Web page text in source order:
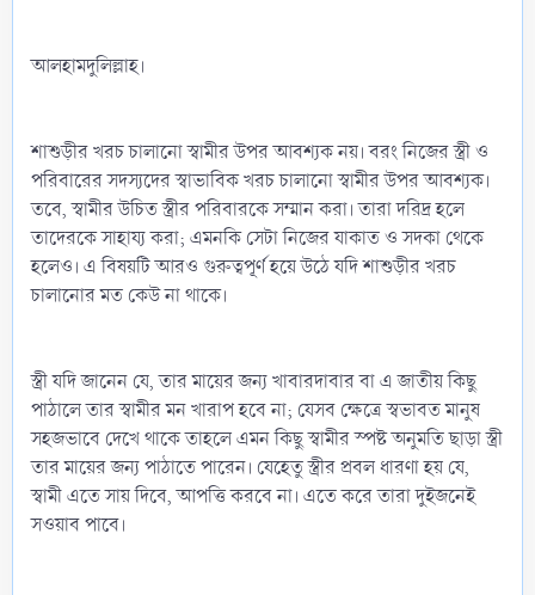
আলহামদুলিল্লাহ।
শাশুড়ীর খরচ চালানো স্বামীর উপর আবশ্যক নয়। বরং নিজের স্ত্রী ও
পরিবারের সদস্যদের স্বাভাবিক খরচ চালানো স্বামীর উপর আবশ্যক।
তবে, স্বামীর উচিত স্ত্রীর পরিবারকে সম্মান করা। তারা দরিদ্র হলে
তাদেরকে সাহায্য করা; এমনকি সেটা নিজের যাকাত ও সদকা থেকে
হলেও। এ বিষয়টি আরও গুরুত্বপূর্ণ হয়ে উঠে যদি শাশুড়ীর খরচ
চালানোর মত কেউ না থাকে।
স্ত্রী যদি জানেন যে, তার মায়ের জন্য খাবারদাবার বা এ জাতীয় কিছু
পাঠালে তার স্বামীর মন খারাপ হবে না; যেসব ক্ষেত্রে স্বভাবত মানুষ
সহজভাবে দেখে থাকে তাহলে এমন কিছু স্বামীর স্পষ্ট অনুমতি ছাড়া স্ত্রী
তার মায়ের জন্য পাঠাতে পারেন। যেহেতু স্ত্রীর প্রবল ধারণা হয় যে,
স্বামী এতে সায় দিবে, আপত্তি করবে না। এতে করে তারা দুইজনেই
সওয়াব পাবে।